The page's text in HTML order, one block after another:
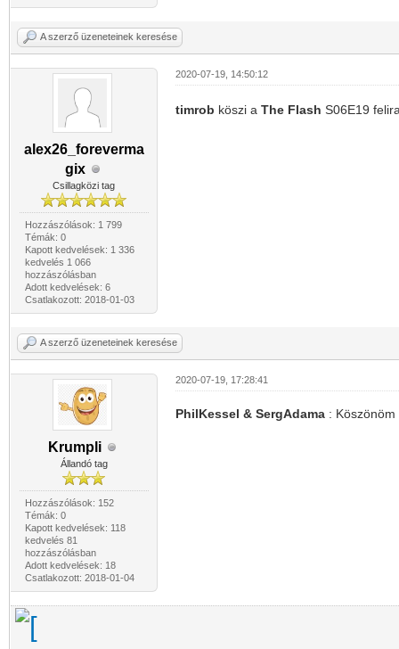
A szerző üzeneteinek keresése
alex26_foreverma
gix
Csillagközi tag
Hozzászólások: 1 799
Témák: 0
Kapott kedvelések: 1 336
kedvelés 1 066
hozzászólásban
Adott kedvelések: 6
Csatlakozott: 2018-01-03
2020-07-19, 14:50:12
timrob köszi a The Flash S06E19
A szerző üzeneteinek keresése
Krumpli
Állandó tag
Hozzászólások: 152
Témák: 0
Kapott kedvelések: 118
kedvelés 81
hozzászólásban
Adott kedvelések: 18
Csatlakozott: 2018-01-04
2020-07-19, 17:28:41
PhilKessel & SergAdama: Köszönöm